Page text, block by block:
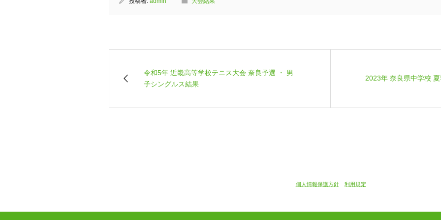
令和5年 近畿高等学校テニス大会 奈良予選 ・ 男
子シングルス結果
2023年 奈良県中学校
個人情報保護方針 利用規定